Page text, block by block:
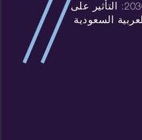
معرض الرياض إكسبو 2030: التأثير على
السعودية